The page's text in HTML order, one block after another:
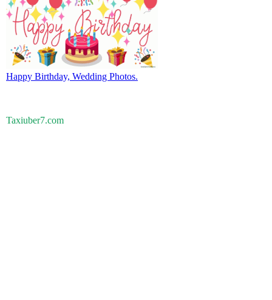
Happy Birthday, Wedding Photos.
Taxiuber7.com